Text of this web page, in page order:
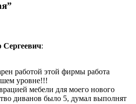
Сергеевич:
работой этой фирмы работа
уровне!!!
мебели для моего нового
диванов было 5, думал выполнят